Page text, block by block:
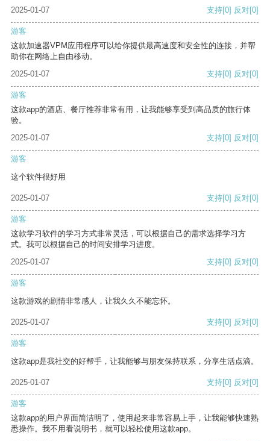
2025-01-07 支持[0] 反对[0]
游客
这款加速器VPM应用程序可以给你提供最高速度和安全性的连接，并帮
助你在网络上自由移动。
2025-01-07
支持[0] 反对[0]
游客
这款app的酒店、餐厅推荐非常有用，让我能够享受到高品质的旅行体
验。
2025-01-07
支持[0] 反对[0]
游客
这个软件很好用
2025-01-07 支持[0] 反对[0]
游客
这款学习软件的学习方式非常灵活，可以根据自己的需求选择学习方
式。我可以根据自己的时间安排学习进度。
2025-01-07
支持[0] 反对[0]
游客
这款游戏的剧情非常感人，让我久久不能忘怀。
2025-01-07 支持[0] 反对[0]
游客
这款app是我社交的好帮手，让我能够与朋友保持联系，分享生活点滴。
2025-01-07 支持[0] 反对[0]
游客
这款app的用户界面简洁明了，使用起来非常容易上手，让我能够快速熟
悉操作。我不用看说明书，就可以轻松使用这款app。